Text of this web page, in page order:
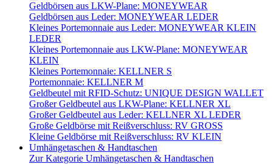
Geldbörsen aus LKW-Plane: MONEYWEAR
Geldbörsen aus Leder: MONEYWEAR LEDER
Kleines Portemonnaie aus Leder: MONEYWEAR KLEIN
LEDER
Kleines Portemonnaie aus LKW-Plane: MONEYWEAR
KLEIN
Kleines Portemonnaie: KELLNER S
Portemonnaie: KELLNER M
Geldbeutel mit RFID-Schutz: UNIQUE DESIGN WALLET
Großer Geldbeutel aus LKW-Plane: KELLNER XL
Großer Geldbeutel aus Leder: KELLNER XL LEDER
Große Geldbörse mit Reißverschluss: RV GROSS
Kleine Geldbörse mit Reißverschluss: RV KLEIN
Umhängetaschen & Handtaschen
Zur Kategorie Umhängetaschen & Handtaschen